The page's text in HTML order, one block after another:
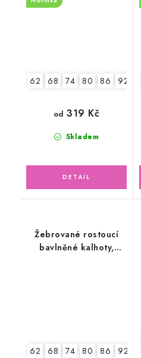
62 68 74 80 86 92
Skladem
od 319 Kč
Žebrované rostoucí
bavlněné kalhoty,
62 68 74 80 86 92